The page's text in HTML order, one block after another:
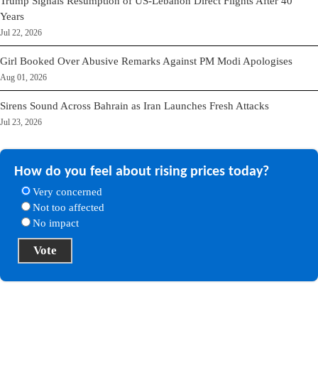
Years
Jul 22, 2026
Girl Booked Over Abusive Remarks Against PM Modi Apologises
Aug 01, 2026
Sirens Sound Across Bahrain as Iran Launches Fresh Attacks
Jul 23, 2026
How do you feel about rising prices today?
Very concerned
Not too affected
No impact